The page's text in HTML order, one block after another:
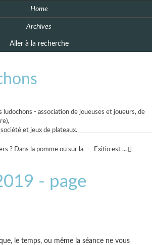
Home
Archives
Aller à la recherche
ludochons - association de joueuses et joueurs, de
et jeux de plateaux.
? Dans la pomme ou sur la - Exitio est ...
- page
le temps, ou même la séance ne vous